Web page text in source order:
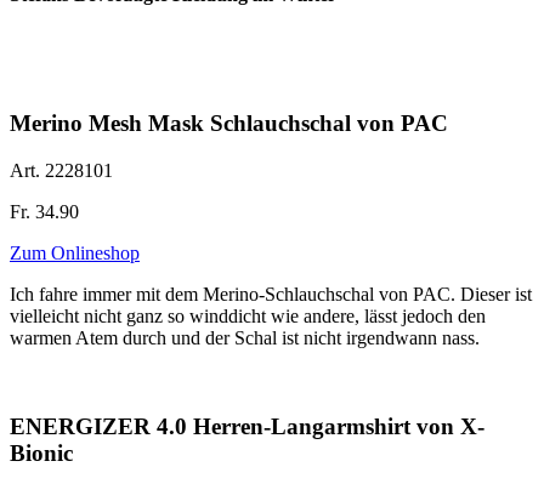
Merino Mesh Mask Schlauchschal von PAC
Art. 2228101
Fr. 34.90
Zum Onlineshop
Ich fahre immer mit dem Merino-Schlauchschal von PAC. Dieser ist
vielleicht nicht ganz so winddicht wie andere, lässt jedoch den
warmen Atem durch und der Schal ist nicht irgendwann nass.
ENERGIZER 4.0 Herren-Langarmshirt von X-
Bionic